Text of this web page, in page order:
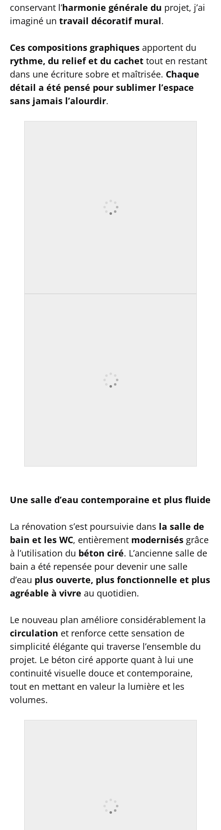
conservant l’harmonie générale du projet, j’ai
imaginé un travail décoratif mural.
Ces compositions graphiques apportent du
rythme, du relief et du cachet tout en restant
dans une écriture sobre et maîtrisée. Chaque
détail a été pensé pour sublimer l’espace
sans jamais l’alourdir.
Une salle d’eau contemporaine et plus fluide
La rénovation s’est poursuivie dans la salle de
bain et les WC, entièrement modernisés grâce
à l’utilisation du béton ciré. L’ancienne salle de
bain a été repensée pour devenir une salle
d’eau plus ouverte, plus fonctionnelle et plus
agréable à vivre au quotidien.
Le nouveau plan améliore considérablement la
circulation et renforce cette sensation de
simplicité élégante qui traverse l’ensemble du
projet. Le béton ciré apporte quant à lui une
continuité visuelle douce et contemporaine,
tout en mettant en valeur la lumière et les
volumes.